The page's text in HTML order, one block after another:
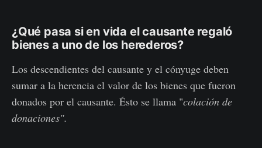
¿Qué pasa si en vida el causante regaló
bienes a uno de los herederos?
Los descendientes del causante y el cónyuge deben
sumar a la herencia el valor de los bienes que fueron
donados por el causante. Ésto se llama "colación de
donaciones".